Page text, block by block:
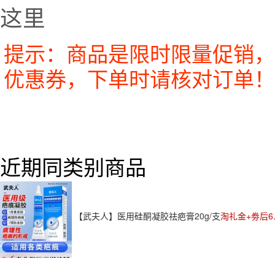
这里
提示：商品是限时限量促销
优惠券，下单时请核对订单！
近期同类别商品
【武夫人】医用硅酮凝胶祛疤膏20g/支淘礼金+劵后